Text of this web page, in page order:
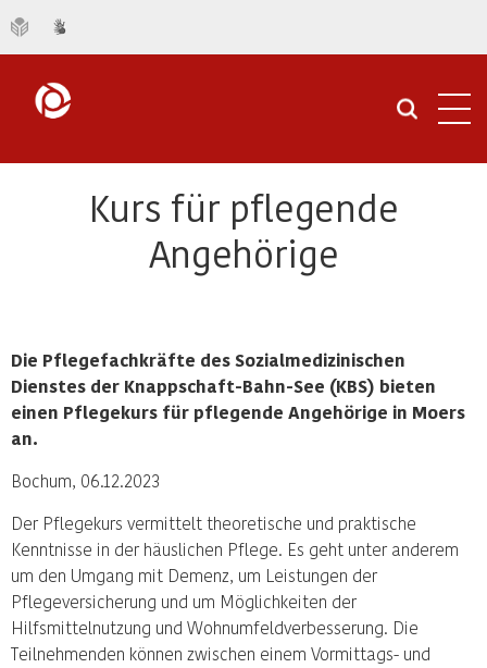
Kurs für pflegende
Angehörige
Die Pflegefachkräfte des Sozialmedizinischen
Dienstes der Knappschaft-Bahn-See (KBS) bieten
einen Pflegekurs für pflegende Angehörige in Moers
an.
Bochum, 06.12.2023
Der Pflegekurs vermittelt theoretische und praktische
Kenntnisse in der häuslichen Pflege. Es geht unter anderem
um den Umgang mit Demenz, um Leistungen der
Pflegeversicherung und um Möglichkeiten der
Hilfsmittelnutzung und Wohnumfeldverbesserung. Die
Teilnehmenden können zwischen einem Vormittags- und